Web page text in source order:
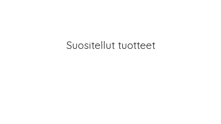
Suositellut tuotteet